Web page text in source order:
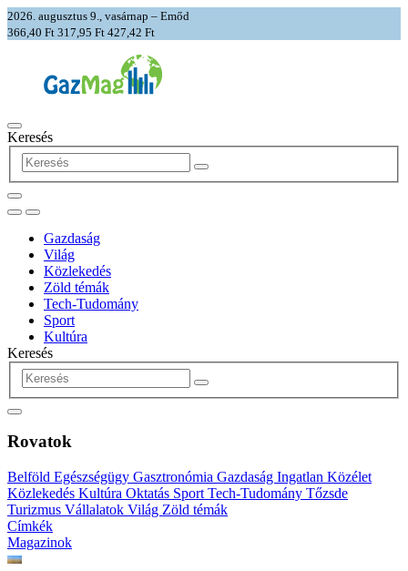
2026. augusztus 9., vasárnap – Emőd
366,40 Ft 317,95 Ft 427,42 Ft
Keresés
Gazdaság
Világ
Közlekedés
Zöld témák
Tech-Tudomány
Sport
Kultúra
Keresés
Rovatok
Belföld Egészségügy Gasztronómia Gazdaság Ingatlan Közélet
Közlekedés Kultúra Oktatás Sport Tech-Tudomány Tőzsde
Turizmus Vállalatok Világ Zöld témák
Címkék
Magazinok